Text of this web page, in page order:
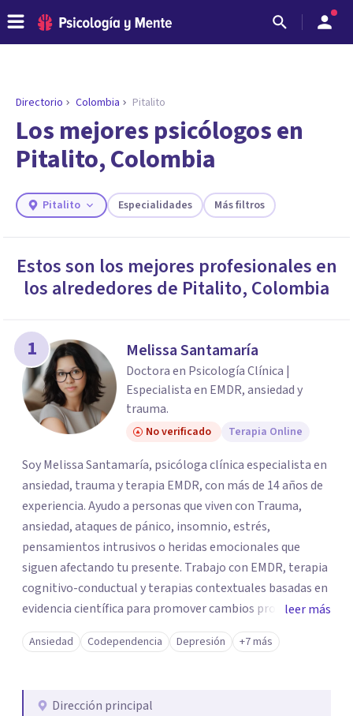
ENCONTRAR MI TERAPEUTA
¿Necesitas ayuda para encontrar el
psicólogo adecuado?
Responde a unas breves preguntas y te ofreceremos
necesidades.
Directorio Colombia Pitalito
Los mejores psicólogos en
Pitalito, Colombia
Pitalito Especialidades Más filtros
Estos son los mejores profesionales en
los alrededores de Pitalito, Colombia
1 Melissa Santamaría
Doctora en Psicología Clínica |
Especialista en EMDR, ansiedad y
trauma.
No verificado Terapia Online
Soy Melissa Santamaría, psicóloga clínica especialista en
ansiedad, trauma y terapia EMDR, con más de 14 años de
experiencia. Ayudo a personas que viven con Trauma,
ansiedad, ataques de pánico, insomnio, estrés,
pensamientos intrusivos o heridas emocionales que
siguen afectando tu presente. Trabajo con EMDR, terapia
cognitivo-conductual y terapias contextuales basadas en
evidencia científica para promover cambios profundos y
duraderos. Atiendo adultos, adolescentes, parejas y
familias de forma presencial en Medellín y online, en un
leer más
Ansiedad Codependencia Depresión +7 más
Dirección principal